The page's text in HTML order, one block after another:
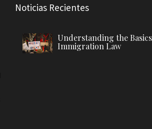
Noticias Recientes
Understanding the
Immigration Law